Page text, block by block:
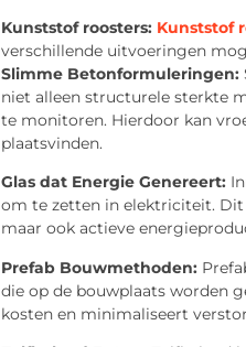
Kunststof roosters: Kunststof
verschillende uitvoeringen
Slimme Betonformuleringen:
niet alleen structurele sterkte
te monitoren. Hierdoor kan
plaatsvinden.
Glas dat Energie Genereert:
om te zetten in elektriciteit. Dit
maar ook actieve
Prefab Bouwmethoden:
die op de bouwplaats worden
kosten en minimaliseert